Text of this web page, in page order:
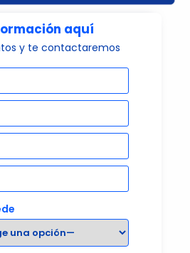
aquí
y te contactaremos